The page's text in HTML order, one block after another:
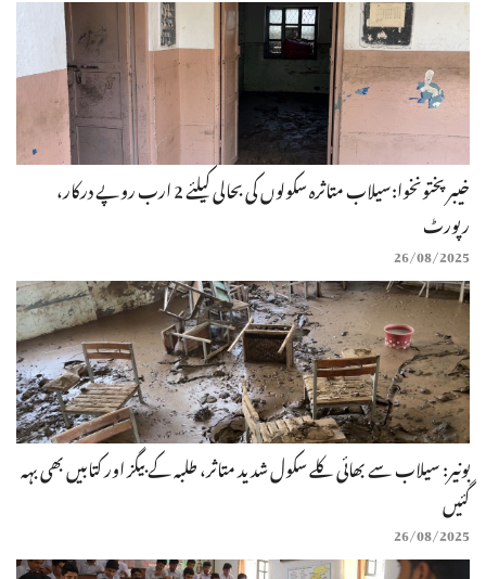
خیبرپختونخوا:سیلاب متاثرہ سکولوں کی بحالی کیلئے 2 ارب روپے درکار،
رپورٹ
26/08/2025
بونیر: سیلاب سے بھائی کلے سکول شدید متاثر، طلبہ کے بیگز اور کتابیں بھی بہہ
گئیں
26/08/2025